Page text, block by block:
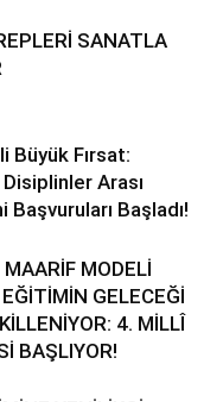
SANATLA
Büyük Fırsat:
Arası
Başladı!
MODELİ
GELECEĞİ
4. MİLLÎ
BAŞLIYOR!